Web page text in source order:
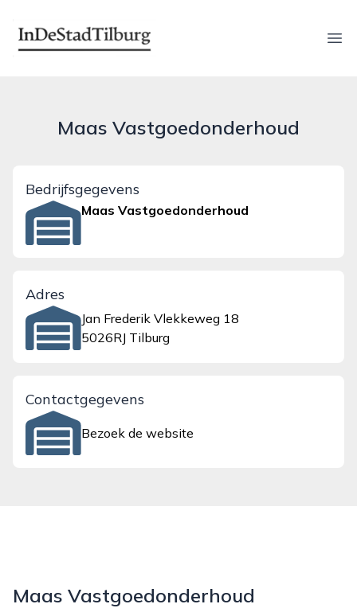
indestadtilburg.nl
Maas Vastgoedonderhoud
Bedrijfsgegevens
Maas Vastgoedonderhoud
Adres
Jan Frederik Vlekkeweg 18
5026RJ Tilburg
Contactgegevens
Bezoek de website
Maas Vastgoedonderhoud